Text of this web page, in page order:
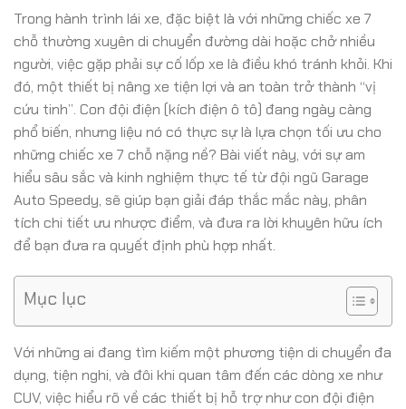
Trong hành trình lái xe, đặc biệt là với những chiếc xe 7
chỗ thường xuyên di chuyển đường dài hoặc chở nhiều
người, việc gặp phải sự cố lốp xe là điều khó tránh khỏi. Khi
đó, một thiết bị nâng xe tiện lợi và an toàn trở thành “vị
cứu tinh”. Con đội điện (kích điện ô tô) đang ngày càng
phổ biến, nhưng liệu nó có thực sự là lựa chọn tối ưu cho
những chiếc xe 7 chỗ nặng nề? Bài viết này, với sự am
hiểu sâu sắc và kinh nghiệm thực tế từ đội ngũ Garage
Auto Speedy, sẽ giúp bạn giải đáp thắc mắc này, phân
tích chi tiết ưu nhược điểm, và đưa ra lời khuyên hữu ích
để bạn đưa ra quyết định phù hợp nhất.
Mục lục
Với những ai đang tìm kiếm một phương tiện di chuyển đa
dụng, tiện nghi, và đôi khi quan tâm đến các dòng xe như
CUV, việc hiểu rõ về các thiết bị hỗ trợ như con đội điện